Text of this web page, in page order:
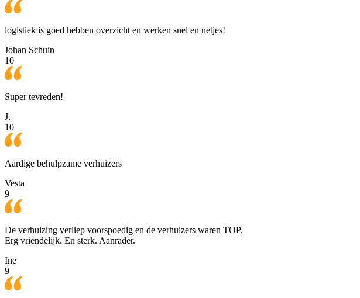
logistiek is goed hebben overzicht en werken snel en netjes!
Johan Schuin
10
Super tevreden!
J.
10
Aardige behulpzame verhuizers
Vesta
9
De verhuizing verliep voorspoedig en de verhuizers waren TOP.
Erg vriendelijk. En sterk. Aanrader.
Ine
9